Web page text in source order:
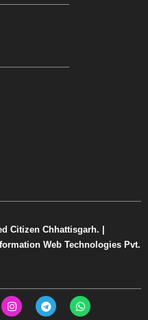
Citizen Chhattisgarh. |
Web Technologies Pvt.